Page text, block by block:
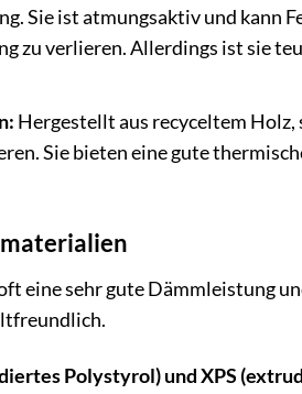
Sie ist atmungsaktiv und kann
zu verlieren. Allerdings ist sie
Hergestellt aus recyceltem
Sie bieten eine gute
eine sehr gute Dämmleistung
Polystyrol) und XPS